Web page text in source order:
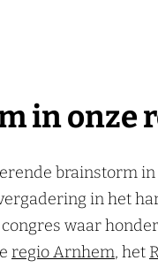
in onze
brainstorm
in het
waar
regio Arnhem, het